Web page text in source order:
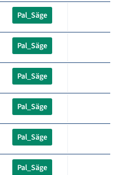
Pal_Säge
Pal_Säge
Pal_Säge
Pal_Säge
Pal_Säge
Pal_Säge